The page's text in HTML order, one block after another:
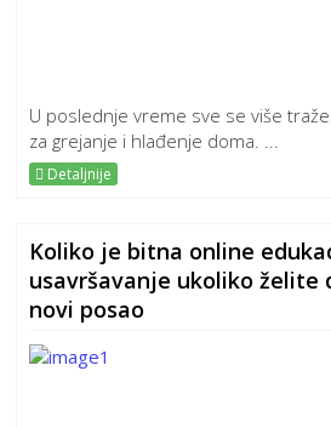
U poslednje vreme sve se više
za grejanje i hlađenje doma. ...
Detaljnije
Koliko je bitna online
usavršavanje ukoliko želite
novi posao